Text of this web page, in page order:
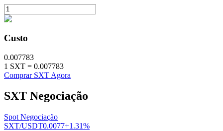
Aprenda a apostar
Aprenda como ganhar renda passiva
Bitrue
AI
Custo
0.007783
1 SXT = 0.007783
Comprar SXT Agora
SXT Negociação
Spot Negociação
SXT/USDT0.0077+1.31%